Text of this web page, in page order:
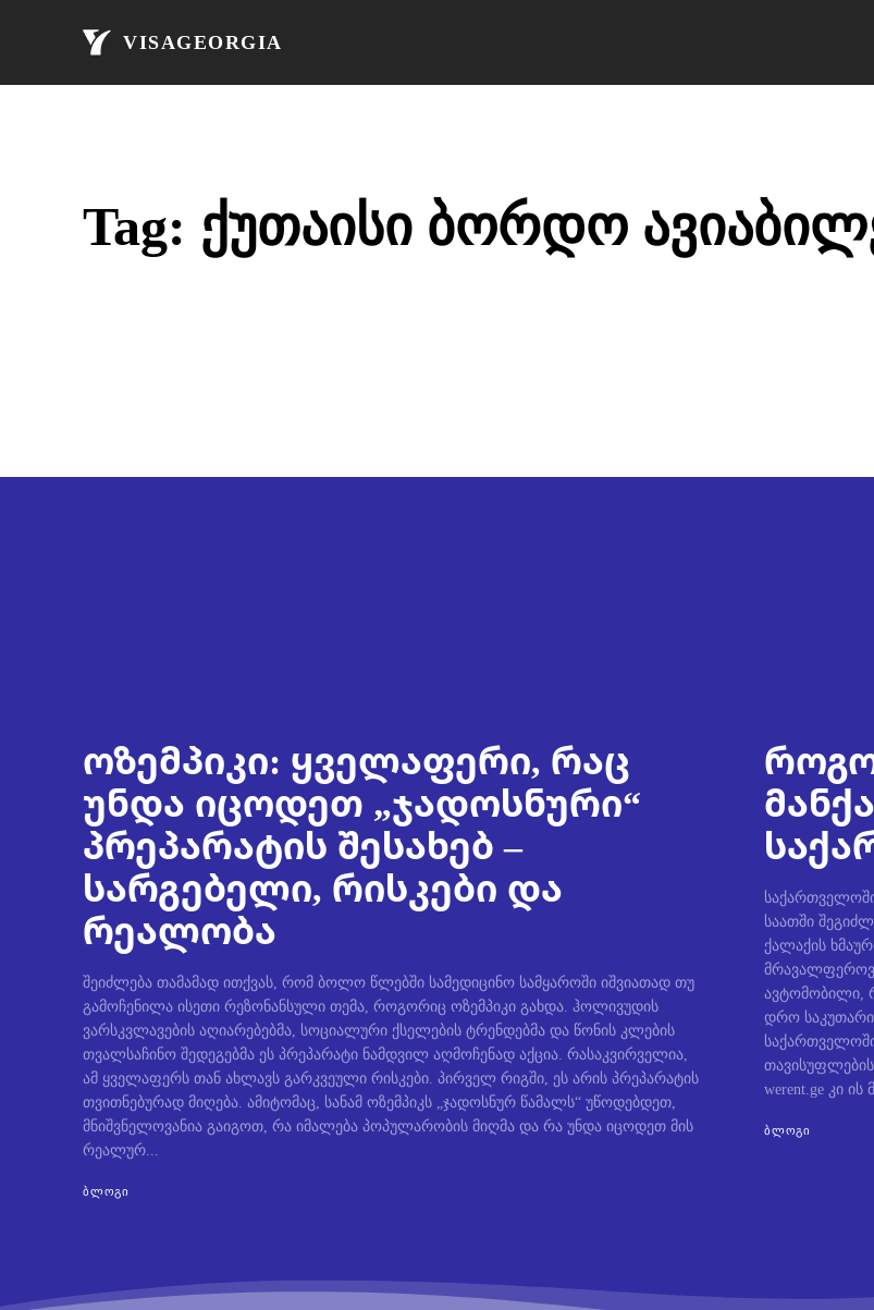
VISAGEORGIA
Tag: ქუთაისი ბორდო
ოზემპიკი: ყველაფერი, რაც
უნდა იცოდეთ „ჯადოსნური“
პრეპარატის შესახებ –
სარგებელი, რისკები და
რეალობა
შეიძლება თამამად ითქვას, რომ ბოლო წლებში სამედიცინო სამყაროში იშვიათად თუ
გამოჩენილა ისეთი რეზონანსული თემა, როგორიც ოზემპიკი გახდა. ჰოლივუდის
ვარსკვლავების აღიარებებმა, სოციალური ქსელების ტრენდებმა და წონის კლების
თვალსაჩინო შედეგებმა ეს პრეპარატი ნამდვილ აღმოჩენად აქცია. რასაკვირველია,
ამ ყველაფერს თან ახლავს გარკვეული რისკები. პირველ რიგში, ეს არის პრეპარატის
თვითნებურად მიღება. ამიტომაც, სანამ ოზემპიკს „ჯადოსნურ წამალს“ უწოდებდეთ,
მნიშვნელოვანია გაიგოთ, რა იმალება პოპულარობის მიღმა და რა უნდა იცოდეთ მის
რეალურ...
ᲑᲚᲝᲒᲘ
საათში
ქალაქის
ავტომობილი,
დრო საკუთარი
werent.ge კი ის
ᲑᲚᲝᲒᲘ